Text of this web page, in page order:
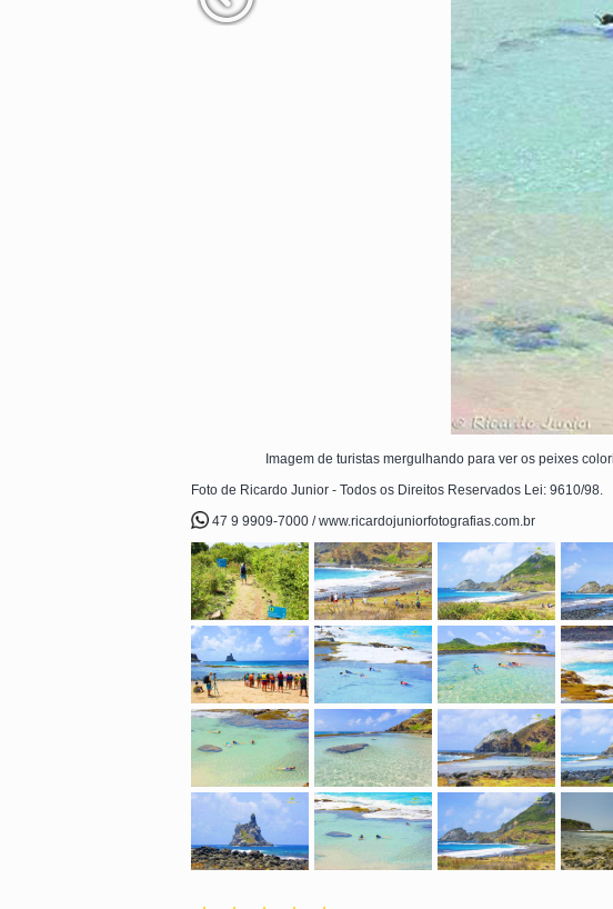
Imagem de turistas mergulhando para ver os peixes
Foto de Ricardo Junior - Todos os Direitos Reservados Lei: 9610/98.
47 9 9909-7000 / www.ricardojuniorfotografias.com.br